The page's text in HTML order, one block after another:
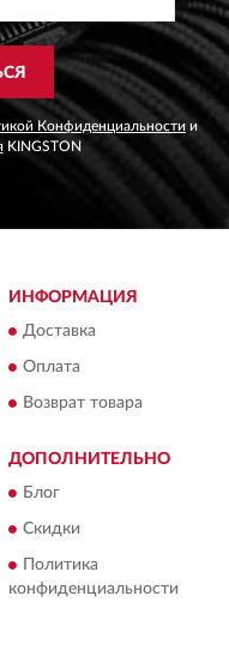
Конфиденциальности и
KINGSTON
ИНФОРМАЦИЯ
Доставка
Оплата
Возврат товара
ДОПОЛНИТЕЛЬНО
Блог
Скидки
Политика
конфиденциальности